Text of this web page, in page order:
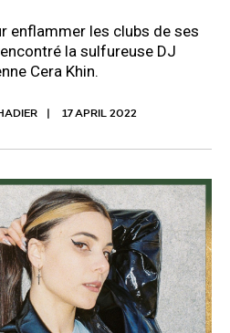
enflammer les clubs de ses
la sulfureuse DJ
Cera Khin.
17 APRIL 2022